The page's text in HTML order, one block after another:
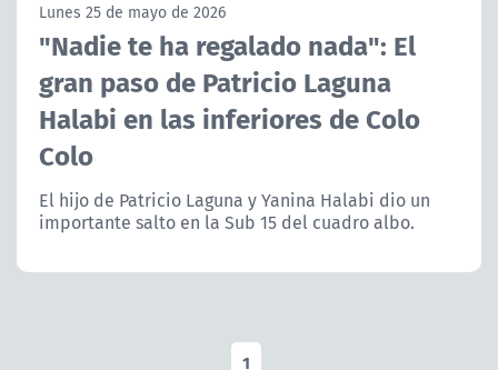
ACTUALIDAD Y TENDENCIAS
CORPORATIVO Y TRANSPARENCIA
ÁREA DE PROYECTOS
Lunes 25 de mayo de 2026
"Nadie te ha regalado nada": El
gran paso de Patricio Laguna
Halabi en las inferiores de Colo
Colo
El hijo de Patricio Laguna y Yanina Halabi dio un
importante salto en la Sub 15 del cuadro albo.
1